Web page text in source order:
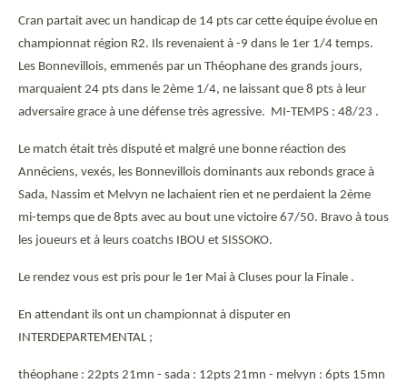
Cran partait avec un handicap de 14 pts car cette équipe évolue en
championnat région R2. Ils revenaient à -9 dans le 1er 1/4 temps.
Les Bonnevillois, emmenés par un Théophane des grands jours,
marquaient 24 pts dans le 2ème 1/4, ne laissant que 8 pts à leur
adversaire grace à une défense très agressive. MI-TEMPS : 48/23 .
Le match était très disputé et malgré une bonne réaction des
Annéciens, vexés, les Bonnevillois dominants aux rebonds grace à
Sada, Nassim et Melvyn ne lachaient rien et ne perdaient la 2ème
mi-temps que de 8pts avec au bout une victoire 67/50. Bravo à tous
les joueurs et à leurs coatchs IBOU et SISSOKO.
Le rendez vous est pris pour le 1er Mai à Cluses pour la Finale .
En attendant ils ont un championnat à disputer en
INTERDEPARTEMENTAL ;
théophane : 22pts 21mn - sada : 12pts 21mn - melvyn : 6pts 15mn